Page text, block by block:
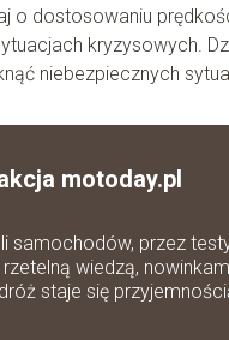
o dostosowaniu
kryzysowych.
niebezpiecznych
motoday.pl
samochodów, przez
wiedzą,
staje się